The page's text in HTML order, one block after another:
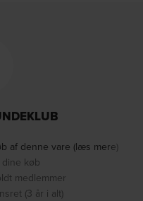
af denne vare (læs mere)
dine køb
medlemmer
(3 år i alt)